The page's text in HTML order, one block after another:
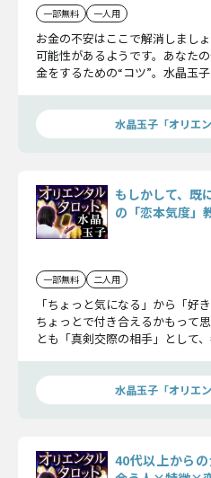
一部無料 一人用
お金の不安はここで解消しまし
可能性があるようです。あなた
金をするための“コツ”。水晶玉
水晶玉子「オリエ
もしかして、
の「恋本気度」
一部無料 二人用
「ちょっと気になる」から「好
ちょっとで付き合えるかもって
とも「真剣交際の相手」として
で占ってみましょう。
水晶玉子「オリエ
40代以上から